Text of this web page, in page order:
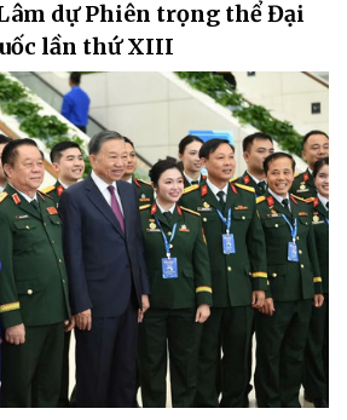
dự Phiên trọng thể Đại
lần thứ XIII